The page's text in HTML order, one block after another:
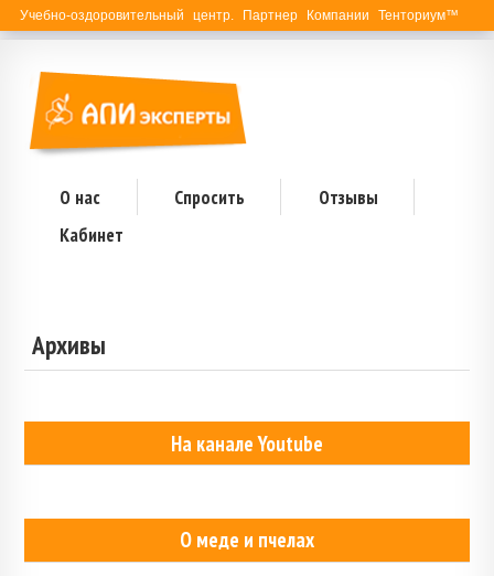
Учебно-оздоровительный центр. Партнер Компании Тенториум™
О нас Спросить
Отзывы
Кабинет
Архивы
На канале Youtube
О меде и пчелах